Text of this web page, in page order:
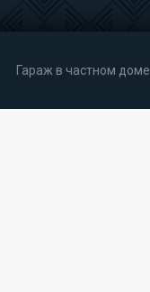
Гараж в частном доме